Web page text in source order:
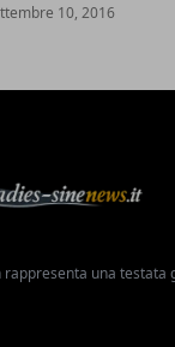
10, 2016
rappresenta una